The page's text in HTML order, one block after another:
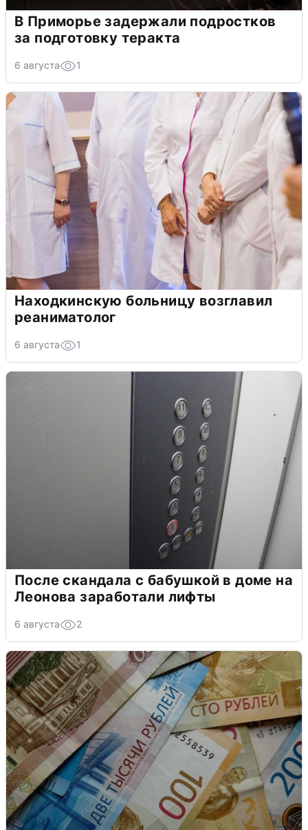
В Приморье задержали подростков
за подготовку теракта
6 августа 1
Находкинскую больницу возглавил
реаниматолог
6 августа 1
После скандала с бабушкой в доме на
Леонова заработали лифты
6 августа 2